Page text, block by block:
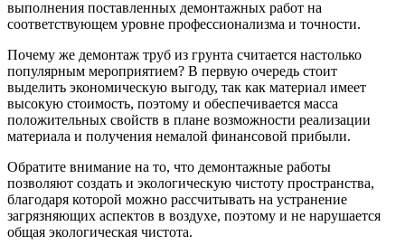
выполнения поставленных демонтажных работ на
соответствующем уровне профессионализма и точности.
Почему же демонтаж труб из грунта считается настолько
популярным мероприятием? В первую очередь стоит
выделить экономическую выгоду, так как материал имеет
высокую стоимость, поэтому и обеспечивается масса
положительных свойств в плане возможности реализации
материала и получения немалой финансовой прибыли.
Обратите внимание на то, что демонтажные работы
позволяют создать и экологическую чистоту пространства,
благодаря которой можно рассчитывать на устранение
загрязняющих аспектов в воздухе, поэтому и не нарушается
общая экологическая чистота.